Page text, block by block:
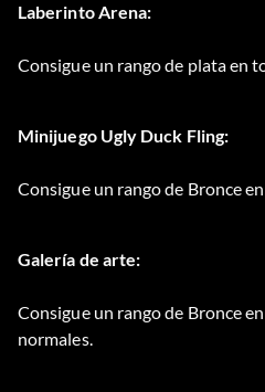
Laberinto Arena:
Consigue un rango de plata en
Minijuego Ugly Duck Fling:
Consigue un rango de Bronce
Galería de arte:
Consigue un rango de Bronce
normales.